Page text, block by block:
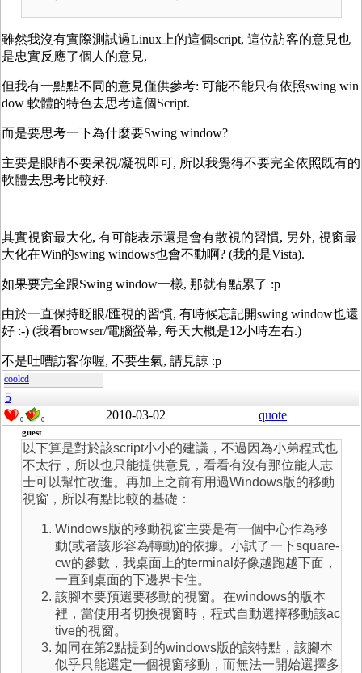
雖然我沒有實際測試過Linux上的這個script, 這位訪客的意見也
是忠實反應了個人的意見,
但我有一點點不同的意見僅供參考: 可能不能只有依照swing win
dow 軟體的特色去思考這個Script.
而是要思考一下為什麼要Swing window?
主要是眼睛不要呆視/凝視即可, 所以我覺得不要完全依照既有的
軟體去思考比較好.
其實視窗最大化, 有可能表示還是會有散視的習慣, 另外, 視窗最
大化在Win的swing windows也會不動啊? (我的是Vista).
如果要完全跟Swing window一樣, 那就有點累了 :p
由於一直保持眨眼/匯視的習慣, 有時候忘記開swing window也還
好 :-) (我看browser/電腦螢幕, 每天大概是12小時左右.)
不是吐嘈訪客你喔, 不要生氣, 請見諒 :p
coolcd
5
0 0 2010-03-02 quote
guest
以下算是對於該script小小的建議，不過因為小弟程式也
不太行，所以也只能提供意見，看看有沒有那位能人志
士可以幫忙改進。再加上之前有用過Windows版的移動
視窗，所以有點比較的基礎：
Windows版的移動視窗主要是有一個中心作為移
動(或者該形容為轉動)的依據。小試了一下square-
cw的參數，我桌面上的terminal好像越跑越下面，
一直到桌面的下邊界卡住。
該腳本要預選要移動的視窗。在windows的版本
裡，當使用者切換視窗時，程式自動選擇移動該ac
tive的視窗。
如同在第2點提到的windows版的該特點，該腳本
似乎只能選定一個視窗移動，而無法一開始選擇多